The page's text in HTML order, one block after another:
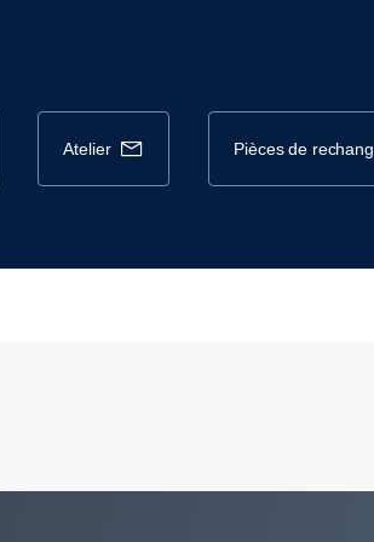
atelier pièces de